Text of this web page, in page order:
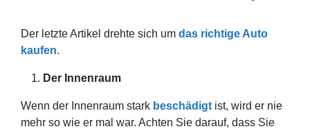
Der letzte Artikel drehte sich um das richtige Auto
kaufen.
Der Innenraum
Wenn der Innenraum stark beschädigt ist, wird er nie
mehr so wie er mal war. Achten Sie darauf, dass Sie